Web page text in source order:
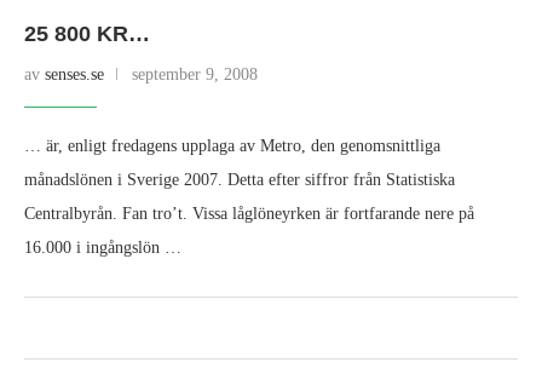
25 800 KR…
av senses.se september 9, 2008
… är, enligt fredagens upplaga av Metro, den genomsnittliga
månadslönen i Sverige 2007. Detta efter siffror från Statistiska
Centralbyrån. Fan tro’t. Vissa låglöneyrken är fortfarande nere på
16.000 i ingångslön …